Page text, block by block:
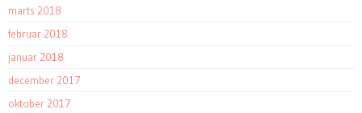
marts 2018
februar 2018
januar 2018
december 2017
oktober 2017